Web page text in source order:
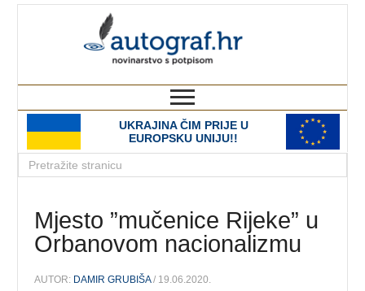
UKRAJINA ČIM PRIJE U
EUROPSKU UNIJU!!
Mjesto ”mučenice Rijeke” u
Orbanovom nacionalizmu
AUTOR: DAMIR GRUBIŠA/ 19.06.2020.